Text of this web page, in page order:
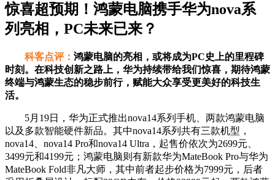
惊喜超预期！鸿蒙电脑携手华为nova系
列亮相，PC未来已来？
科客点评： 鸿蒙电脑的亮相，或将成为PC史上的里程碑
时刻。在科技创新之路上，华为持续带给我们惊喜，期待鸿蒙
终端与鸿蒙生态的稳步前行，赋能大众享受更美好的科技生
活。
5月19日，华为正式推出nova14系列手机、两款鸿蒙电脑
以及多款智能硬件新品。其中nova14系列共有三款机型，
nova14、nova14 Pro和nova14 Ultra，起售价依次为2699元、
3499元和4199元；鸿蒙电脑则有新款华为MateBook Pro与华为
MateBook Fold非凡大师，其中前者起步价格为7999元，后者